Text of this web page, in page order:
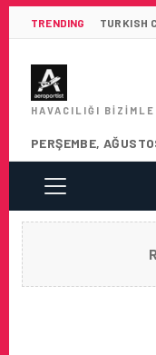
TRENDING TURKISH
HAVACILIĞI
PERŞEMBE,